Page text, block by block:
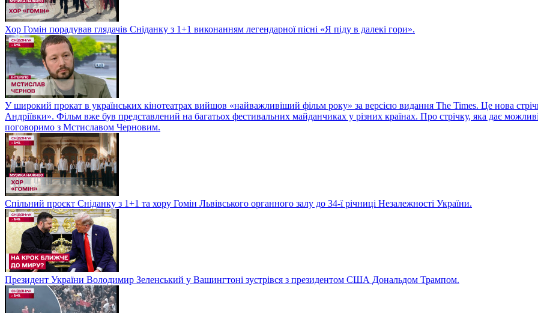
Хор Гомін порадував глядачів Сніданку з 1+1 виконанням легендарної пісні «Я піду в далекі гори».
У широкий прокат в українських кінотеатрах вийшов «найважливіший фільм року» за версією видання The Times. Це нова
Андріївки». Фільм вже був представлений на багатьох фестивальних майданчиках у різних країнах. Про стрічку, яка дає
поговоримо з Мстиславом Черновим.
Спільний проєкт Сніданку з 1+1 та хору Гомін Львівського органного залу до 34-ї річниці Незалежності України.
Президент України Володимир Зеленський у Вашингтоні зустрівся з президентом США Дональдом Трампом.